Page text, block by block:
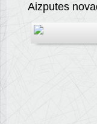
Aizputes